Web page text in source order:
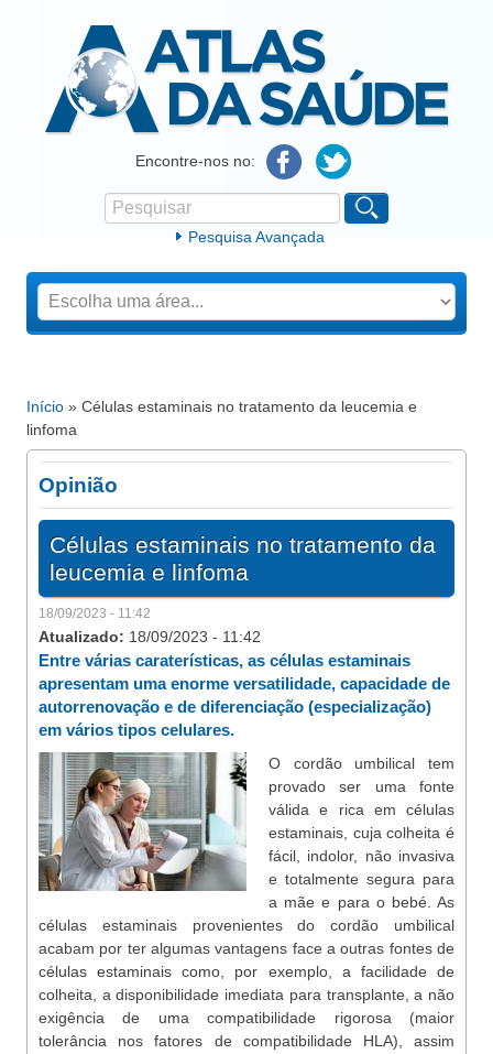
Atlas da SaúdeEncontre-nos no:
Formulário de procura
Pesquisar
Pesquisa Avançada
Está aqui
Início » Células estaminais no tratamento da leucemia e
linfoma
Opinião
Células estaminais no tratamento da
leucemia e linfoma
18/09/2023 - 11:42
Atualizado: 18/09/2023 - 11:42
Entre várias caraterísticas, as células estaminais
apresentam uma enorme versatilidade, capacidade de
autorrenovação e de diferenciação (especialização)
em vários tipos celulares.
O cordão umbilical tem
provado ser uma fonte
válida e rica em células
estaminais, cuja colheita é
fácil, indolor, não invasiva
e totalmente segura para
a mãe e para o bebé. As
células estaminais provenientes do cordão umbilical
acabam por ter algumas vantagens face a outras fontes de
células estaminais como, por exemplo, a facilidade de
colheita, a disponibilidade imediata para transplante, a não
exigência de uma compatibilidade rigorosa (maior
tolerância nos fatores de compatibilidade HLA), assim